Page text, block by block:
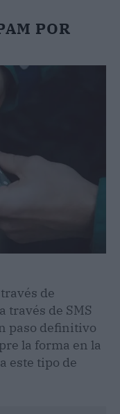
POR
de
través de SMS
paso definitivo
la forma en la
este tipo de